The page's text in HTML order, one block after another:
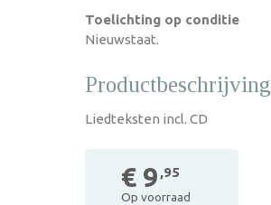
Toelichting op conditie
Nieuwstaat.
Productbeschrijving
Liedteksten incl. CD
€ 9 ,95
Op voorraad